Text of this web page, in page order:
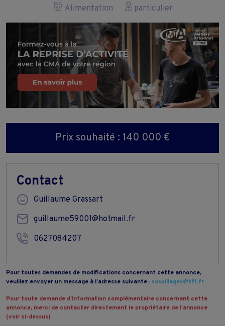
Alimentation particulier
Prix souhaité : 140 000 €
Contact
Guillaume Grassart
guillaume59001@hotmail.fr
0627084207
Pour toutes demandes de modifications concernant cette annonce,
veuillez envoyer un message à l’adresse suivante : sosvillages@tf1.fr
Pour toute demande d’information complémentaire concernant cette
annonce, merci de contacter directement le propriétaire de l’annonce
(voir ci-dessus)